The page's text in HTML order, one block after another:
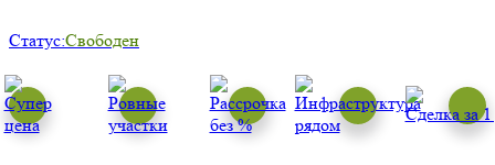
Статус:Свободен